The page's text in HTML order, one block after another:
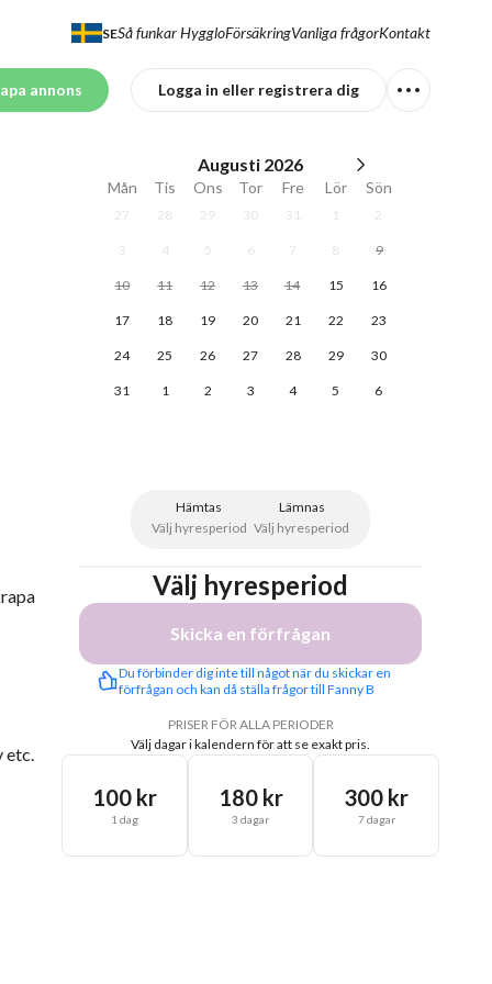
SESå funkar HyggloFörsäkringVanliga frågorKontakt
annons Logga in eller registrera dig
etc.
Augusti 2026
Mån Tis Ons Tor Fre Lör Sön
27 28 29 30 31 1 2
3 4 5 6 7 8 9
10 11 12 13 14 15 16
17 18 19 20 21 22 23
24 25 26 27 28 29 30
31 1 2 3 4 5 6
Hämtas
Välj hyresperiod
Lämnas
Välj hyresperiod
Välj hyresperiod
Skicka en förfrågan
Du förbinder dig inte till något när du skickar en
förfrågan och kan då ställa frågor till Fanny B
PRISER FÖR ALLA PERIODER
Välj dagar i kalendern för att se exakt pris.
100 kr
1 dag
180 kr
3 dagar
300 kr
7 dagar